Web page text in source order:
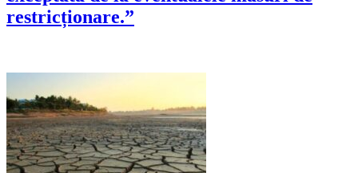
restricționare.”